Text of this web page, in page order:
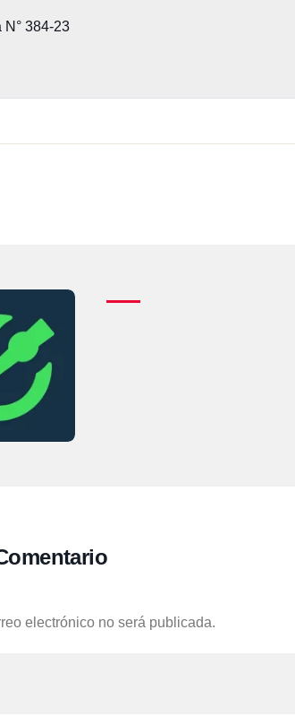
N° 384-23
electrónico no será publicada.